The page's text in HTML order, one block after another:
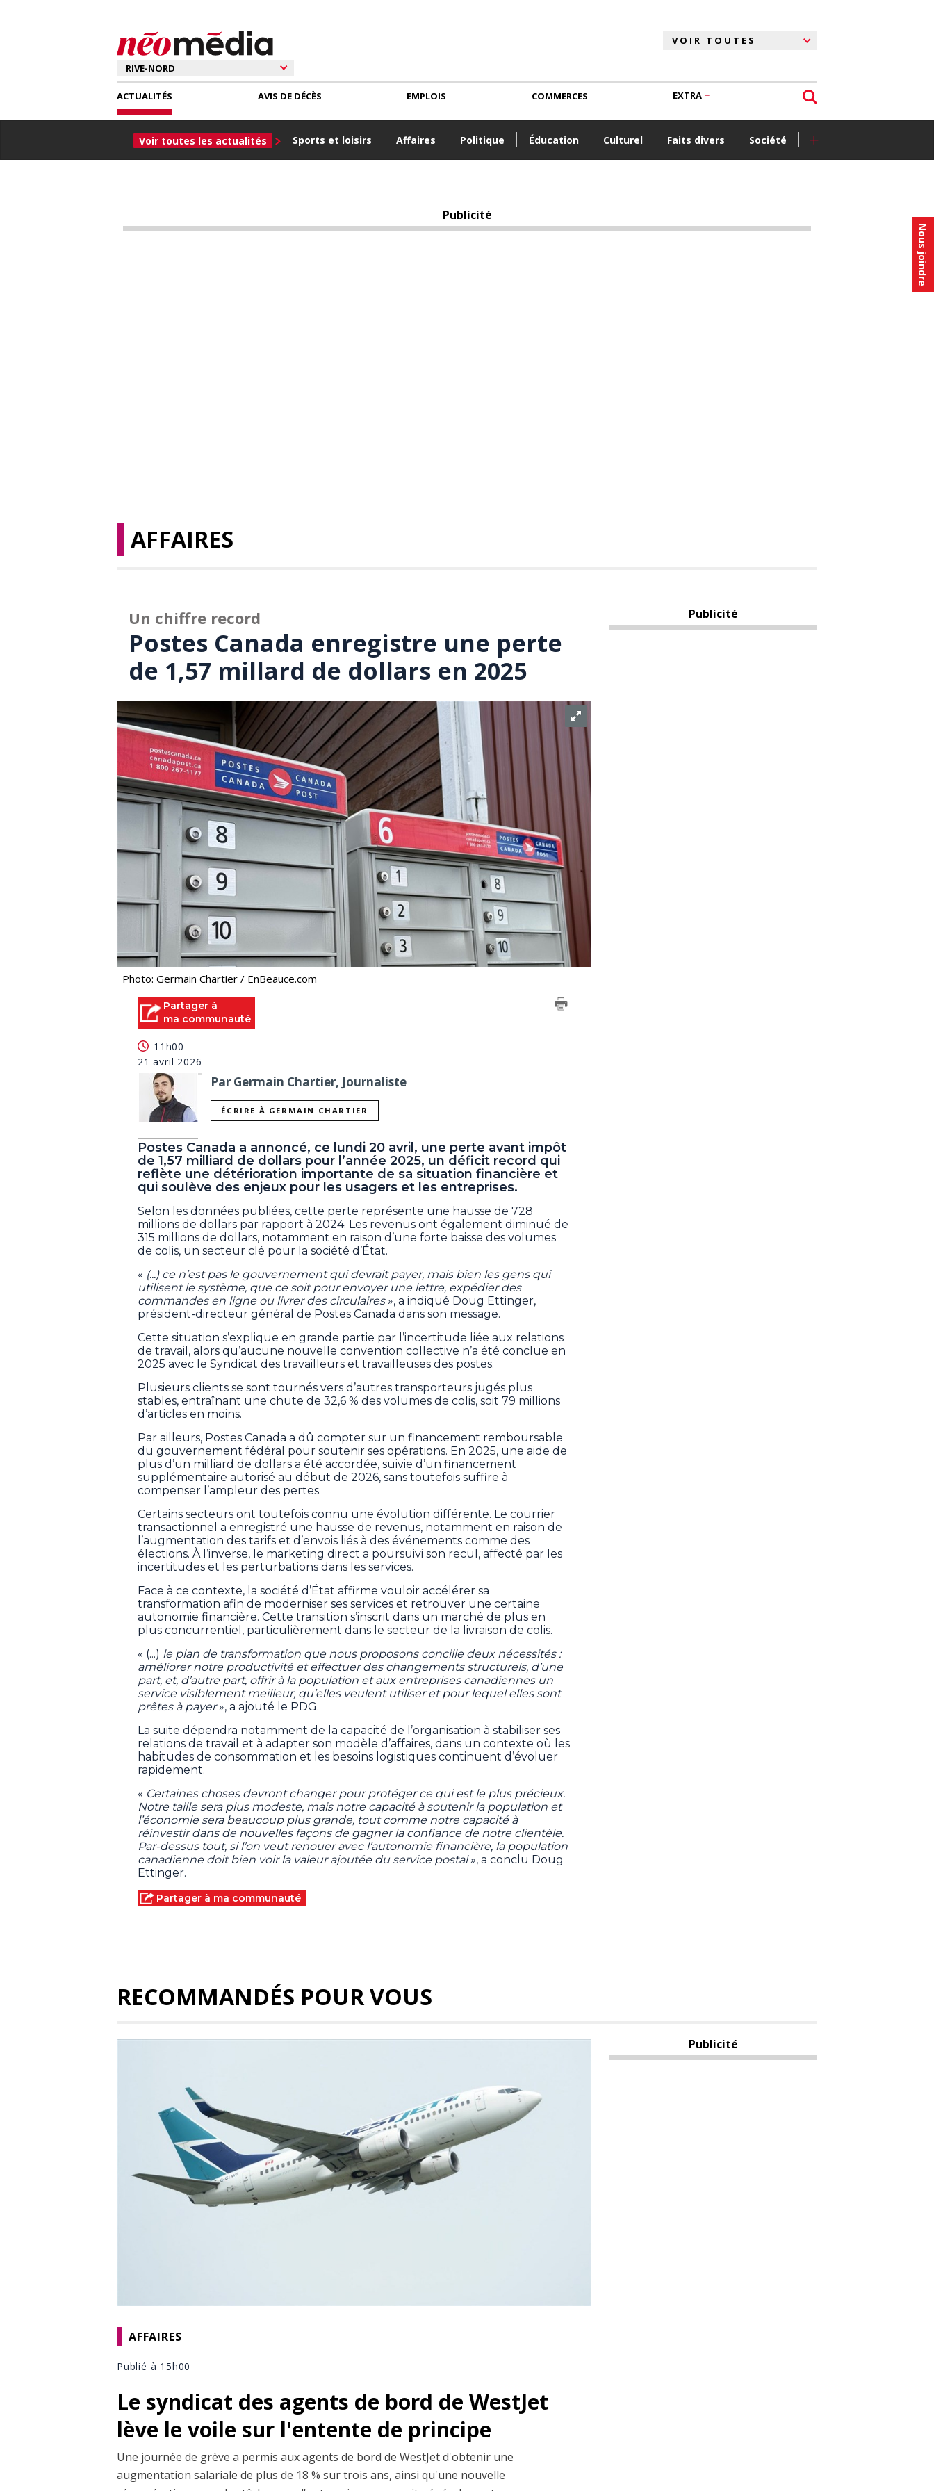
Nous joindre
ACTUALITÉS
Voir toutes les actualités Sports et loisirs Affaires Politique Éducation Culturel Faits divers Société +
AVIS DE DÉCÈS EMPLOIS COMMERCES EXTRA
Publicité
AFFAIRES
Un chiffre record
Postes Canada enregistre une perte
de 1,57 millard de dollars en 2025
Photo: Germain Chartier / EnBeauce.com
Partager à
ma communauté
11h00
21 avril 2026
Par Germain Chartier, Journaliste
ÉCRIRE À GERMAIN CHARTIER
Postes Canada a annoncé, ce lundi 20 avril, une perte avant impôt
de 1,57 milliard de dollars pour l’année 2025, un déficit record qui
reflète une détérioration importante de sa situation financière et
qui soulève des enjeux pour les usagers et les entreprises.
Selon les données publiées, cette perte représente une hausse de 728
millions de dollars par rapport à 2024. Les revenus ont également diminué de
315 millions de dollars, notamment en raison d’une forte baisse des volumes
de colis, un secteur clé pour la société d’État.
« (...) ce n’est pas le gouvernement qui devrait payer, mais bien les gens qui
utilisent le système, que ce soit pour envoyer une lettre, expédier des
commandes en ligne ou livrer des circulaires», a indiqué Doug Ettinger,
président-directeur général de Postes Canada dans son message.
Cette situation s’explique en grande partie par l’incertitude liée aux relations
de travail, alors qu’aucune nouvelle convention collective n’a été conclue en
2025 avec le Syndicat des travailleurs et travailleuses des postes.
Plusieurs clients se sont tournés vers d’autres transporteurs jugés plus
stables, entraînant une chute de 32,6 % des volumes de colis, soit 79 millions
d’articles en moins.
Par ailleurs, Postes Canada a dû compter sur un financement remboursable
du gouvernement fédéral pour soutenir ses opérations. En 2025, une aide de
plus d’un milliard de dollars a été accordée, suivie d’un financement
supplémentaire autorisé au début de 2026, sans toutefois suffire à
compenser l’ampleur des pertes.
Certains secteurs ont toutefois connu une évolution différente. Le courrier
transactionnel a enregistré une hausse de revenus, notamment en raison de
l’augmentation des tarifs et d’envois liés à des événements comme des
élections. À l’inverse, le marketing direct a poursuivi son recul, affecté par les
incertitudes et les perturbations dans les services.
Face à ce contexte, la société d’État affirme vouloir accélérer sa
transformation afin de moderniser ses services et retrouver une certaine
autonomie financière. Cette transition s’inscrit dans un marché de plus en
plus concurrentiel, particulièrement dans le secteur de la livraison de colis.
« (...) le plan de transformation que nous proposons concilie deux nécessités :
améliorer notre productivité et effectuer des changements structurels, d’une
part, et, d’autre part, offrir à la population et aux entreprises canadiennes un
service visiblement meilleur, qu’elles veulent utiliser et pour lequel elles sont
prêtes à payer», a ajouté le PDG.
La suite dépendra notamment de la capacité de l’organisation à stabiliser ses
relations de travail et à adapter son modèle d’affaires, dans un contexte où les
habitudes de consommation et les besoins logistiques continuent d’évoluer
rapidement.
« Certaines choses devront changer pour protéger ce qui est le plus précieux.
Notre taille sera plus modeste, mais notre capacité à soutenir la population et
l’économie sera beaucoup plus grande, tout comme notre capacité à
réinvestir dans de nouvelles façons de gagner la confiance de notre clientèle.
Par-dessus tout, si l’on veut renouer avec l’autonomie financière, la population
canadienne doit bien voir la valeur ajoutée du service postal», a conclu Doug
Ettinger.
Partager à ma communauté
Publicité
RECOMMANDÉS POUR VOUS
AFFAIRES
Publié à 15h00
Le syndicat des agents de bord de WestJet
lève le voile sur l'entente de principe
Une journée de grève a permis aux agents de bord de WestJet d'obtenir une
augmentation salariale de plus de 18 % sur trois ans, ainsi qu'une nouvelle
Publicité